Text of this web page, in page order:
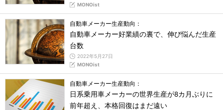
MONOist
自動車メーカー生産動向：
自動車メーカー好業績の裏で、伸び悩んだ生産
台数
2022年5月27日
MONOist
自動車メーカー生産動向：
日系乗用車メーカーの世界生産が8カ月ぶりに
前年超え、本格回復はまだ遠い